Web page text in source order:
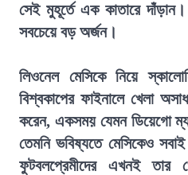
সেই মুহূর্তে এক কাতারে
সবচেয়ে বড় অর্জন।
লিওনেল মেসিকে নিয়ে
বিশ্বকাপের ফাইনালে খেলা
করেন, একসময় যেমন ডিয়েগো
তেমনি ভবিষ্যতে মেসিকেও
ফুটবলপ্রেমীদের এখনই তার